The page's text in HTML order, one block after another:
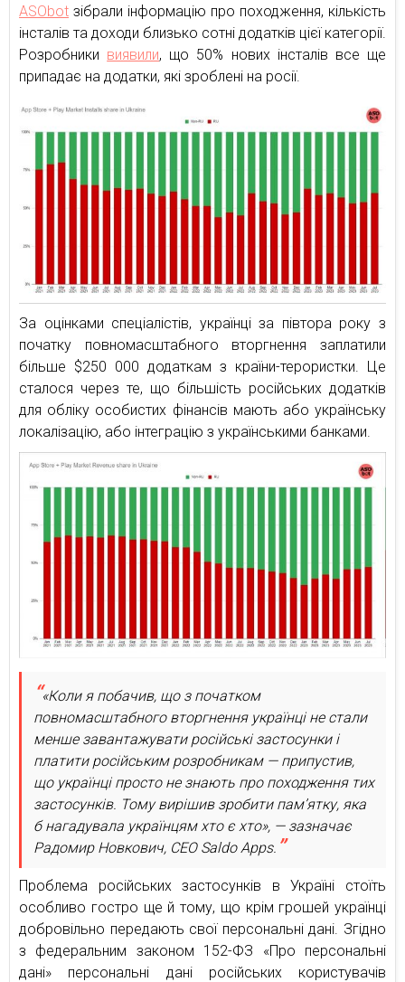
ASObot зібрали інформацію про походження, кількість
інсталів та доходи близько сотні додатків цієї категорії.
Розробники виявили, що 50% нових інсталів все ще
припадає на додатки, які зроблені на росії.
За оцінками спеціалістів, українці за півтора року з
початку повномасштабного вторгнення заплатили
більше $250 000 додаткам з країни-терористки. Це
сталося через те, що більшість російських додатків
для обліку особистих фінансів мають або українську
локалізацію, або інтеграцію з українськими банками.
«Коли я побачив, що з початком
повномасштабного вторгнення українці не стали
менше завантажувати російські застосунки і
платити російським розробникам — припустив,
що українці просто не знають про походження тих
застосунків. Тому вирішив зробити памʼятку, яка
б нагадувала українцям хто є хто», — зазначає
Радомир Новкович, CEO Saldo Apps.
Проблема російських застосунків в Україні стоїть
особливо гостро ще й тому, що крім грошей українці
добровільно передають свої персональні дані. Згідно
з федеральним законом 152-ФЗ «Про персональні
дані» персональні дані російських користувачів